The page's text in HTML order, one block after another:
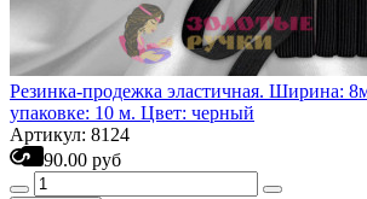
Резинка-продежка эластичная. Ширина:
упаковке: 10 м. Цвет: черный
Артикул: 8124
90.00 руб